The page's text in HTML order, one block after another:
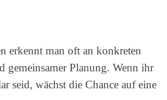
erkennt man oft an konkreten
gemeinsamer Planung. Wenn ihr
seid, wächst die Chance auf eine